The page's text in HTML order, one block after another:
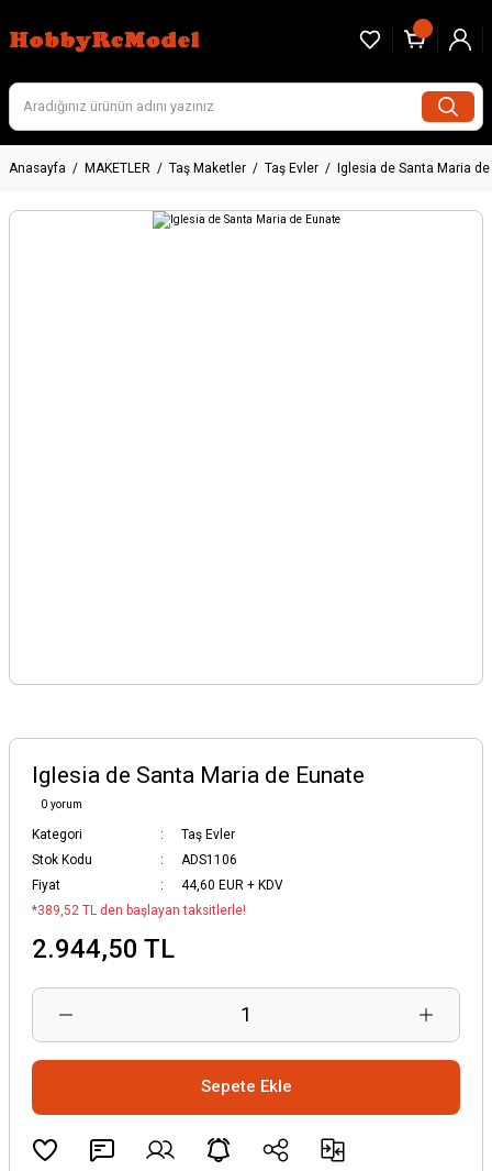
Anasayfa MAKETLER Taş Maketler Taş Evler Iglesia de Santa Maria
Iglesia de Santa Maria de Eunate
0 yorum
Kategori
Taş Evler
Stok Kodu
ADS1106
Fiyat
44,60 EUR + KDV
*389,52 TL den başlayan taksitlerle!
2.944,50 TL
Sepete Ekle